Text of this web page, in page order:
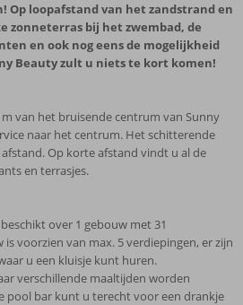
Op loopafstand van het zandstrand en
bij het zwembad, de
en ook nog eens de mogelijkheid
Beauty zult u niets te kort komen!
van het bruisende centrum van Sunny
naar het centrum. Het schitterende
Op korte afstand vindt u al de
en terrasjes.
over 1 gebouw met 31
voorzien van max. 5 verdiepingen, er zijn
u een kluisje kunt huren.
verschillende maaltijden worden
pool bar kunt u terecht voor een drankje